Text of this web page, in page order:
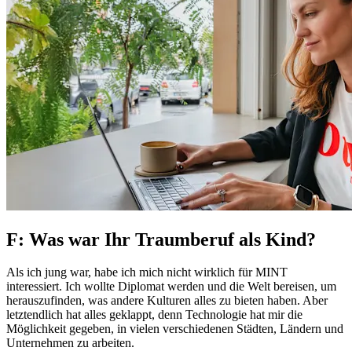
F: Was war Ihr Traumberuf als Kind?
Als ich jung war, habe ich mich nicht wirklich für MINT
interessiert. Ich wollte Diplomat werden und die Welt bereisen, um
herauszufinden, was andere Kulturen alles zu bieten haben. Aber
letztendlich hat alles geklappt, denn Technologie hat mir die
Möglichkeit gegeben, in vielen verschiedenen Städten, Ländern und
Unternehmen zu arbeiten.